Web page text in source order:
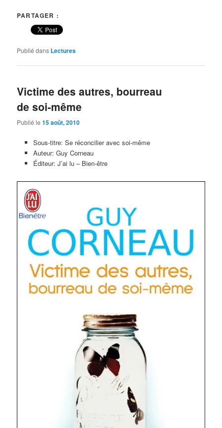
PARTAGER :
Publié dans Lectures
Victime des autres, bourreau
de soi-même
Publié le15 août, 2010
Sous-titre: Se réconcilier avec soi-même
Auteur: Guy Corneau
Éditeur: J’ai lu – Bien-être